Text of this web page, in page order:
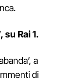
su Rai 1.
a
di